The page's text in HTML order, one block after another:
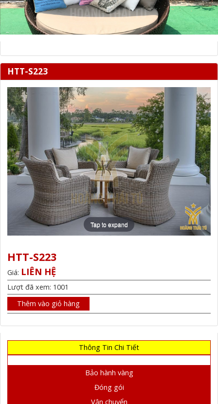
HTT-S223
Tap to expand
HTT-S223
Giá: LIÊN HỆ
Lượt đã xem: 1001
Thêm vào giỏ hàng
Thông Tin Chi Tiết
Bảo hành vàng
Đóng gói
Vận chuyển